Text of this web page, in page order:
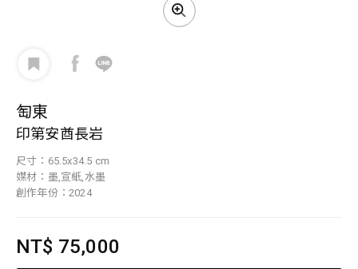
匋東
印第安酋長岩
尺寸：65.5x34.5 cm
媒材：墨,宣紙,水墨
創作年份：2024
NT$ 75,000